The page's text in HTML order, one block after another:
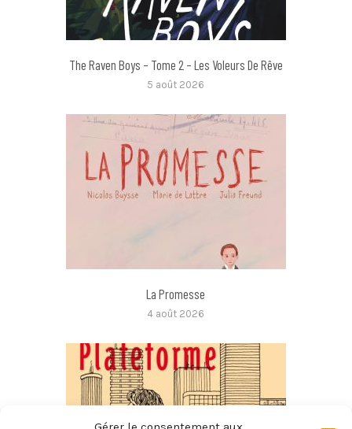
The Raven Boys – Tome 2 – Les Voleurs De Rêve
5 août 2026
La Promesse
4 août 2026